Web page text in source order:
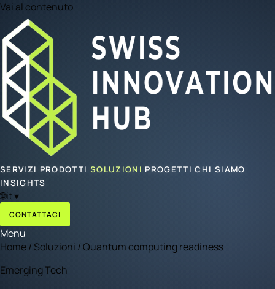
Vai al contenuto
SERVIZI PRODOTTI SOLUZIONI PROGETTICHI SIAMO
INSIGHTS
🌐it▾
CONTATTACI
Menu
Home/ Soluzioni /Quantum computing readiness
Emerging Tech